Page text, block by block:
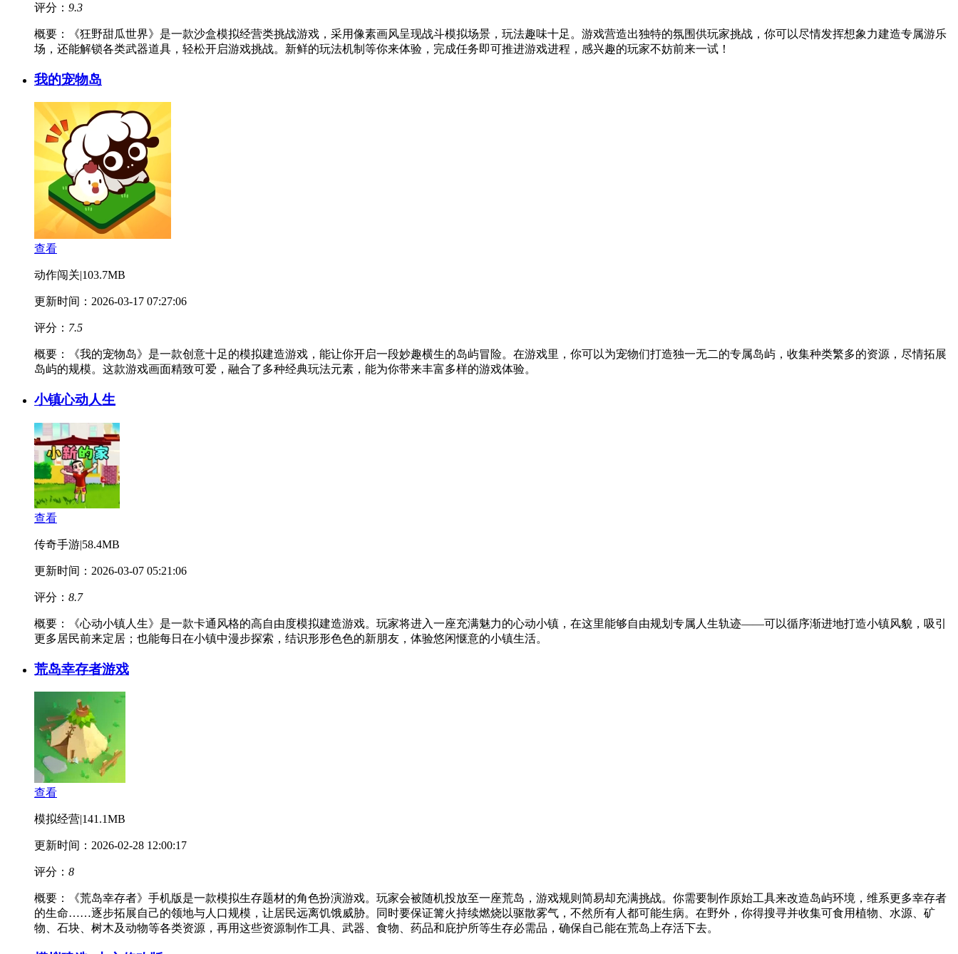
评分： 9.3
概要：
《狂野甜瓜世界》是一款沙盒模拟经营类挑战游戏，采用像素画风呈现战斗模拟场景，玩法趣味十足。游戏营造出独特的氛围供玩家挑战，你可以尽情发挥想象力建造专属游乐
场，还能解锁各类武器道具，轻松开启游戏挑战。新鲜的玩法机制等你来体验，完成任务即可推进游戏进程，感兴趣的玩家不妨前来一试！
我的宠物岛
查看
动作闯关|103.7MB
更新时间：2026-03-17 07:27:06
评分： 7.5
概要：
《我的宠物岛》是一款创意十足的模拟建造游戏，能让你开启一段妙趣横生的岛屿冒险。在游戏里，你可以为宠物们打造独一无二的专属岛屿，收集种类繁多的资源，尽情拓展
岛屿的规模。这款游戏画面精致可爱，融合了多种经典玩法元素，能为你带来丰富多样的游戏体验。
小镇心动人生
查看
传奇手游|58.4MB
更新时间：2026-03-07 05:21:06
评分： 8.7
概要：
《心动小镇人生》是一款卡通风格的高自由度模拟建造游戏。玩家将进入一座充满魅力的心动小镇，在这里能够自由规划专属人生轨迹——可以循序渐进地打造小镇风貌，吸引
更多居民前来定居；也能每日在小镇中漫步探索，结识形形色色的新朋友，体验悠闲惬意的小镇生活。
荒岛幸存者游戏
查看
模拟经营|141.1MB
更新时间：2026-02-28 12:00:17
评分： 8
概要：
《荒岛幸存者》手机版是一款模拟生存题材的角色扮演游戏。玩家会被随机投放至一座荒岛，游戏规则简易却充满挑战。你需要制作原始工具来改造岛屿环境，维系更多幸存者
的生命……逐步拓展自己的领地与人口规模，让居民远离饥饿威胁。同时要保证篝火持续燃烧以驱散雾气，不然所有人都可能生病。在野外，你得搜寻并收集可食用植物、水源、矿
物、石块、树木及动物等各类资源，再用这些资源制作工具、武器、食物、药品和庇护所等生存必需品，确保自己能在荒岛上存活下去。